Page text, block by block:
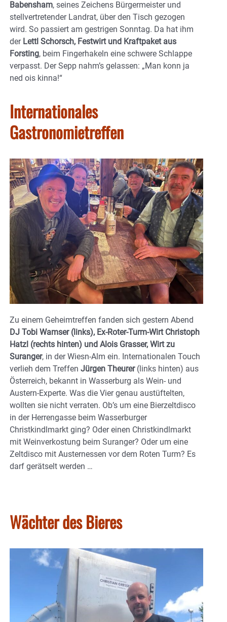
Babensham, seines Zeichens Bürgermeister und
stellvertretender Landrat, über den Tisch gezogen
wird. So passiert am gestrigen Sonntag. Da hat ihm
derLettl Schorsch, Festwirt und Kraftpaket aus
Forsting, beim Fingerhakeln eine schwere Schlappe
verpasst. Der Sepp nahm’s gelassen: „Man konn ja
ned ois kinna!“
Internationales
Gastronomietreffen
Zu einem Geheimtreffen fanden sich gestern Abend
DJ Tobi Wamser (links), Ex-Roter-Turm-Wirt Christoph
Hatzl (rechts hinten) und Alois Grasser, Wirt zu
Suranger, in der Wiesn-Alm ein. Internationalen Touch
verlieh dem Treffen Jürgen Theurer(links hinten) aus
Österreich, bekannt in Wasserburg als Wein- und
Austern-Experte. Was die Vier genau austüftelten,
wollten sie nicht verraten. Ob’s um eine Bierzeltdisco
in der Herrengasse beim Wasserburger
Christkindlmarkt ging? Oder einen Christkindlmarkt
mit Weinverkostung beim Suranger? Oder um eine
Zeltdisco mit Austernessen vor dem Roten Turm? Es
darf gerätselt werden …
Wächter des Bieres